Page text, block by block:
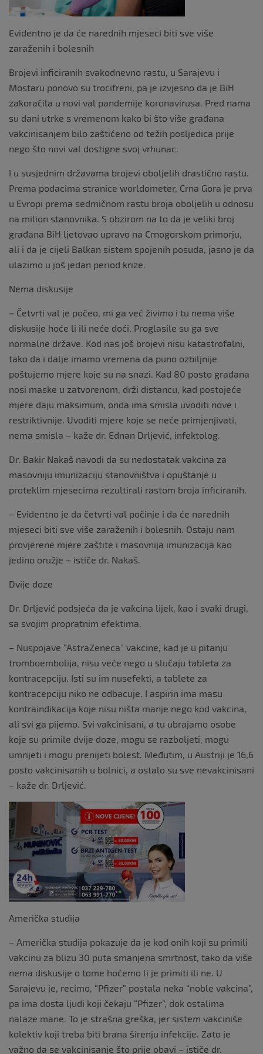
Evidentno je da će narednih mjeseci biti sve više
zaraženih i bolesnih
Brojevi inficiranih svakodnevno rastu, u Sarajevu i
Mostaru ponovo su trocifreni, pa je izvjesno da je BiH
zakoračila u novi val pandemije koronavirusa. Pred nama
su dani utrke s vremenom kako bi što više građana
vakcinisanjem bilo zaštićeno od težih posljedica prije
nego što novi val dostigne svoj vrhunac.
I u susjednim državama brojevi oboljelih drastično rastu.
Prema podacima stranice worldometer, Crna Gora je prva
u Evropi prema sedmičnom rastu broja oboljelih u odnosu
na milion stanovnika. S obzirom na to da je veliki broj
građana BiH ljetovao upravo na Crnogorskom primorju,
ali i da je cijeli Balkan sistem spojenih posuda, jasno je da
ulazimo u još jedan period krize.
Nema diskusije
– Četvrti val je počeo, mi ga već živimo i tu nema više
diskusije hoće li ili neće doći. Proglasile su ga sve
normalne države. Kod nas još brojevi nisu katastrofalni,
tako da i dalje imamo vremena da puno ozbiljnije
poštujemo mjere koje su na snazi. Kad 80 posto građana
nosi maske u zatvorenom, drži distancu, kad postojeće
mjere daju maksimum, onda ima smisla uvoditi nove i
restriktivnije. Uvoditi mjere koje se neće primjenjivati,
nema smisla – kaže dr. Ednan Drljević, infektolog.
Dr. Bakir Nakaš navodi da su nedostatak vakcina za
masovniju imunizaciju stanovništva i opuštanje u
proteklim mjesecima rezultirali rastom broja inficiranih.
– Evidentno je da četvrti val počinje i da će narednih
mjeseci biti sve više zaraženih i bolesnih. Ostaju nam
provjerene mjere zaštite i masovnija imunizacija kao
jedino oružje – ističe dr. Nakaš.
Dvije doze
Dr. Drljević podsjeća da je vakcina lijek, kao i svaki drugi,
sa svojim propratnim efektima.
– Nuspojave “AstraZeneca” vakcine, kad je u pitanju
tromboembolija, nisu veće nego u slučaju tableta za
kontracepciju. Isti su im nusefekti, a tablete za
kontracepciju niko ne odbacuje. I aspirin ima masu
kontraindikacija koje nisu ništa manje nego kod vakcina,
ali svi ga pijemo. Svi vakcinisani, a tu ubrajamo osobe
koje su primile dvije doze, mogu se razboljeti, mogu
umrijeti i mogu prenijeti bolest. Međutim, u Austriji je 16,6
posto vakcinisanih u bolnici, a ostalo su sve nevakcinisani
– kaže dr. Drljević.
Američka studija
– Američka studija pokazuje da je kod onih koji su primili
vakcinu za blizu 30 puta smanjena smrtnost, tako da više
nema diskusije o tome hoćemo li je primiti ili ne. U
Sarajevu je, recimo, “Pfizer” postala neka “noble vakcina”,
pa ima dosta ljudi koji čekaju “Pfizer”, dok ostalima
nalaze mane. To je strašna greška, jer sistem vakciniše
kolektiv koji treba biti brana širenju infekcije. Zato je
važno da se vakcinisanje što prije obavi – ističe dr.